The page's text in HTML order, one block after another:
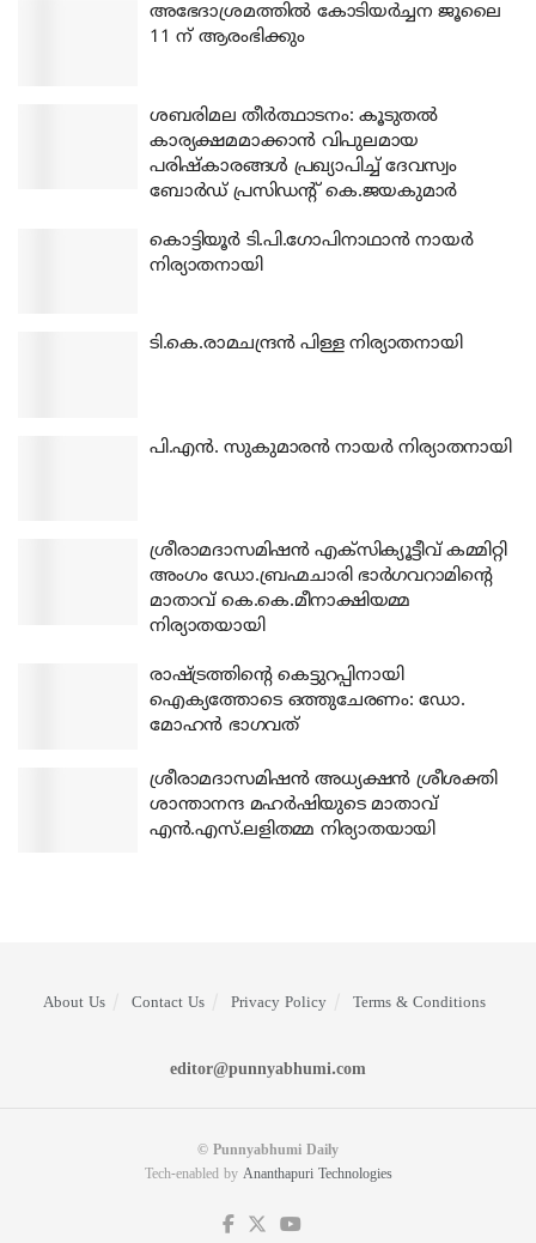
അഭേദാശ്രമത്തില്‍ കോടിയര്‍ച്ചന ജൂലൈ
11 ന് ആരംഭിക്കും
ശബരിമല തീര്‍ത്ഥാടനം: കൂടുതല്‍
കാര്യക്ഷമമാക്കാന്‍ വിപുലമായ
പരിഷ്‌കാരങ്ങള്‍ പ്രഖ്യാപിച്ച് ദേവസ്വം
ബോര്‍ഡ് പ്രസിഡന്റ് കെ.ജയകുമാര്‍
കൊട്ടിയൂര്‍ ടി.പി.ഗോപിനാഥാന്‍ നായര്‍
നിര്യാതനായി
ടി.കെ.രാമചന്ദ്രന്‍ പിള്ള നിര്യാതനായി
പി.എന്‍. സുകുമാരന്‍ നായര്‍ നിര്യാതനായി
ശ്രീരാമദാസമിഷന്‍ എക്‌സിക്യൂട്ടീവ് കമ്മിറ്റി
അംഗം ഡോ.ബ്രഹ്മചാരി ഭാര്‍ഗവറാമിന്റെ
മാതാവ് കെ.കെ.മീനാക്ഷിയമ്മ
നിര്യാതയായി
രാഷ്ട്രത്തിന്റെ കെട്ടുറപ്പിനായി
ഐക്യത്തോടെ ഒത്തുചേരണം: ഡോ.
മോഹന്‍ ഭാഗവത്
ശ്രീരാമദാസമിഷന്‍ അധ്യക്ഷന്‍ ശ്രീശക്തി
ശാന്താനന്ദ മഹര്‍ഷിയുടെ മാതാവ്
എന്‍.എസ്.ലളിതമ്മ നിര്യാതയായി
About Us Contact Us Privacy Policy Terms & Conditions
editor@punnyabhumi.com
© Punnyabhumi Daily
Tech-enabled by Ananthapuri Technologies